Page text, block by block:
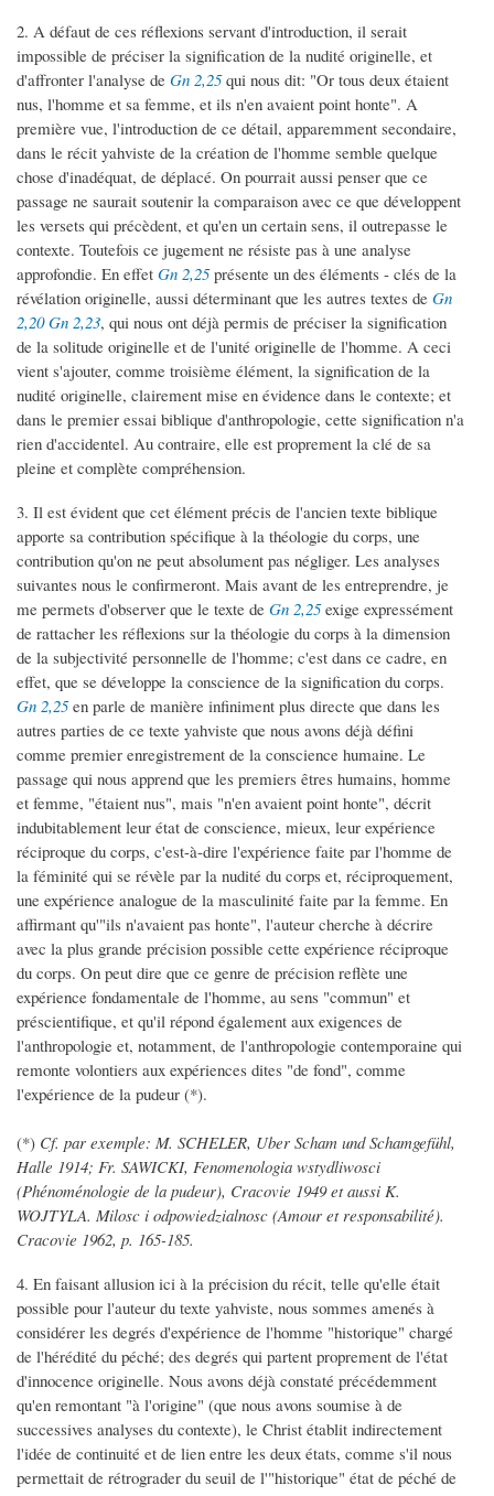
2. A défaut de ces réflexions servant d'introduction, il serait
impossible de préciser la signification de la nudité originelle, et
d'affronter l'analyse de Gn 2,25qui nous dit: "Or tous deux étaient
nus, l'homme et sa femme, et ils n'en avaient point honte". A
première vue, l'introduction de ce détail, apparemment secondaire,
dans le récit yahviste de la création de l'homme semble quelque
chose d'inadéquat, de déplacé. On pourrait aussi penser que ce
passage ne saurait soutenir la comparaison avec ce que développent
les versets qui précèdent, et qu'en un certain sens, il outrepasse le
contexte. Toutefois ce jugement ne résiste pas à une analyse
approfondie. En effet Gn 2,25présente un des éléments - clés de la
révélation originelle, aussi déterminant que les autres textes de Gn
2,20 Gn 2,23, qui nous ont déjà permis de préciser la signification
de la solitude originelle et de l'unité originelle de l'homme. A ceci
vient s'ajouter, comme troisième élément, la signification de la
nudité originelle, clairement mise en évidence dans le contexte; et
dans le premier essai biblique d'anthropologie, cette signification n'a
rien d'accidentel. Au contraire, elle est proprement la clé de sa
pleine et complète compréhension.
3. Il est évident que cet élément précis de l'ancien texte biblique
apporte sa contribution spécifique à la théologie du corps, une
contribution qu'on ne peut absolument pas négliger. Les analyses
suivantes nous le confirmeront. Mais avant de les entreprendre, je
me permets d'observer que le texte de Gn 2,25exige expressément
de rattacher les réflexions sur la théologie du corps à la dimension
de la subjectivité personnelle de l'homme; c'est dans ce cadre, en
effet, que se développe la conscience de la signification du corps.
Gn 2,25en parle de manière infiniment plus directe que dans les
autres parties de ce texte yahviste que nous avons déjà défini
comme premier enregistrement de la conscience humaine. Le
passage qui nous apprend que les premiers êtres humains, homme
et femme, "étaient nus", mais "n'en avaient point honte", décrit
indubitablement leur état de conscience, mieux, leur expérience
réciproque du corps, c'est-à-dire l'expérience faite par l'homme de
la féminité qui se révèle par la nudité du corps et, réciproquement,
une expérience analogue de la masculinité faite par la femme. En
affirmant qu'"ils n'avaient pas honte", l'auteur cherche à décrire
avec la plus grande précision possible cette expérience réciproque
du corps. On peut dire que ce genre de précision reflète une
expérience fondamentale de l'homme, au sens "commun" et
préscientifique, et qu'il répond également aux exigences de
l'anthropologie et, notamment, de l'anthropologie contemporaine qui
remonte volontiers aux expériences dites "de fond", comme
l'expérience de la pudeur (*).
(*) Cf. par exemple: M. SCHELER, Uber Scham und Schamgefühl,
Halle 1914; Fr. SAWICKI, Fenomenologia wstydliwosci
(Phénoménologie de la pudeur), Cracovie 1949 et aussi K.
WOJTYLA. Milosc i odpowiedzialnosc (Amour et responsabilité).
Cracovie 1962, p. 165-185.
4. En faisant allusion ici à la précision du récit, telle qu'elle était
possible pour l'auteur du texte yahviste, nous sommes amenés à
considérer les degrés d'expérience de l'homme "historique" chargé
de l'hérédité du péché; des degrés qui partent proprement de l'état
d'innocence originelle. Nous avons déjà constaté précédemment
qu'en remontant "à l'origine" (que nous avons soumise à de
successives analyses du contexte), le Christ établit indirectement
l'idée de continuité et de lien entre les deux états, comme s'il nous
permettait de rétrograder du seuil de l'"historique" état de péché de